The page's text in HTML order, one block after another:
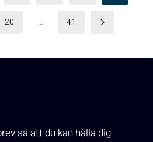
20 … 41
så att du kan hålla dig